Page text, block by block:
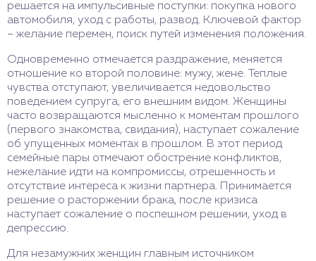
решается на импульсивные поступки: покупка нового
автомобиля, уход с работы, развод. Ключевой фактор
– желание перемен, поиск путей изменения положения.
Одновременно отмечается раздражение, меняется
отношение ко второй половине: мужу, жене. Теплые
чувства отступают, увеличивается недовольство
поведением супруга, его внешним видом. Женщины
часто возвращаются мысленно к моментам прошлого
(первого знакомства, свидания), наступает сожаление
об упущенных моментах в прошлом. В этот период
семейные пары отмечают обострение конфликтов,
нежелание идти на компромиссы, отрешенность и
отсутствие интереса к жизни партнера. Принимается
решение о расторжении брака, после кризиса
наступает сожаление о поспешном решении, уход в
депрессию.
Для незамужних женщин главным источником